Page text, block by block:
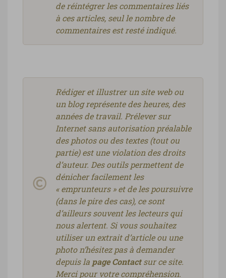
de réintégrer les commentaires liés
à ces articles, seul le nombre de
commentaires est resté indiqué.
Rédiger et illustrer un site web ou
un blog représente des heures, des
années de travail. Prélever sur
Internet sans autorisation préalable
des photos ou des textes (tout ou
partie) est une violation des droits
d’auteur. Des outils permettent de
dénicher facilement les
« emprunteurs » et de les poursuivre
(dans le pire des cas), ce sont
d’ailleurs souvent les lecteurs qui
nous alertent. Si vous souhaitez
utiliser un extrait d’article ou une
photo n’hésitez pas à demander
depuis la page Contactsur ce site.
Merci pour votre compréhension.